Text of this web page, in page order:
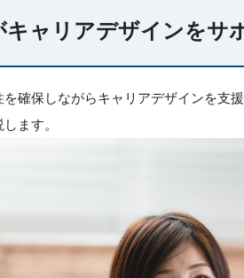
キャリアデザインをサ
を確保しながらキャリアデザインを支
ます。